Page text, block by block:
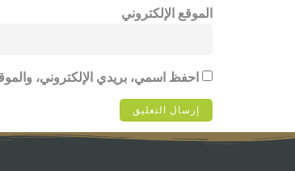
الموقع الإلكتروني
احفظ اسمي، بريدي الإلكتروني،